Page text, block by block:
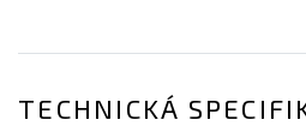
TECHNICKÁ